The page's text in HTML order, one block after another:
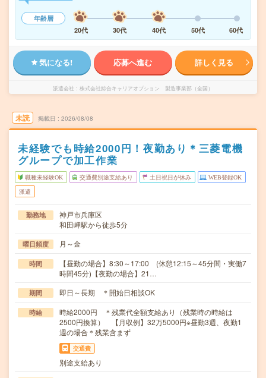
年齢層
20代
30代 40代 50代 60代
気になる! 応募へ進む 詳しく見る
派遣会社 株式会社綜合キャリアオプション 製造事業部（全国）
未読 掲載日 2026/08/08
未経験でも時給2000円！夜勤あり＊三菱電機
グループで加工作業
職種未経験OK 交通費別途支給あり 土日祝日が休み WEB登録OK
派遣
勤務地
神戸市兵庫区
和田岬駅から徒歩5分
曜日頻度 月～金
時間
【昼勤の場合】8:30～17:00 (休憩12:15～45分間・実働7
時間45分)【夜勤の場合】21…
期間 即日～長期 ＊開始日相談OK
時給
時給2000円 ＊残業代全額支給あり（残業時の時給は
2500円換算） 【月収例】32万5000円※昼勤3週、夜勤1
週の場合＊残業含まず
交通費
別途支給あり